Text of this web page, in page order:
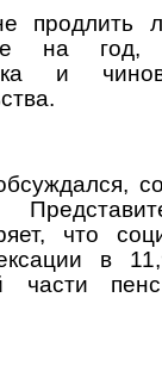
продлить
на год,
и
что
в
части